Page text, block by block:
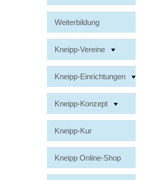
Weiterbildung
Kneipp-Vereine
Kneipp-Einrichtungen
Kneipp-Konzept
Kneipp-Kur
Kneipp Online-Shop